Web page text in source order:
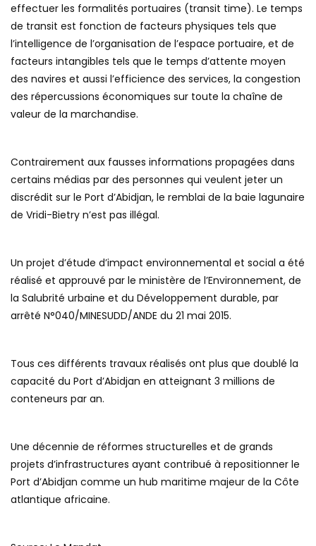
effectuer les formalités portuaires (transit time). Le temps
de transit est fonction de facteurs physiques tels que
l’intelligence de l’organisation de l’espace portuaire, et de
facteurs intangibles tels que le temps d’attente moyen
des navires et aussi l’efficience des services, la congestion
des répercussions économiques sur toute la chaîne de
valeur de la marchandise.
Contrairement aux fausses informations propagées dans
certains médias par des personnes qui veulent jeter un
discrédit sur le Port d’Abidjan, le remblai de la baie lagunaire
de Vridi-Bietry n’est pas illégal.
Un projet d’étude d’impact environnemental et social a été
réalisé et approuvé par le ministère de l’Environnement, de
la Salubrité urbaine et du Développement durable, par
arrêté N°040/MINESUDD/ANDE du 21 mai 2015.
Tous ces différents travaux réalisés ont plus que doublé la
capacité du Port d’Abidjan en atteignant 3 millions de
conteneurs par an.
Une décennie de réformes structurelles et de grands
projets d’infrastructures ayant contribué à repositionner le
Port d’Abidjan comme un hub maritime majeur de la Côte
atlantique africaine.